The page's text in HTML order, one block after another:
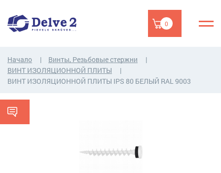
0
Начало
Винты, Резьбовые стержни
ВИНТ ИЗОЛЯЦИОННОЙ ПЛИТЫ
ВИНТ ИЗОЛЯЦИОННОЙ ПЛИТЫ IPS 80 БЕЛЫЙ RAL 9003